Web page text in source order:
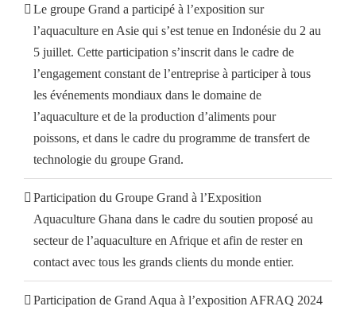
Le groupe Grand a participé à l’exposition sur
l’aquaculture en Asie qui s’est tenue en Indonésie du 2 au
5 juillet. Cette participation s’inscrit dans le cadre de
l’engagement constant de l’entreprise à participer à tous
les événements mondiaux dans le domaine de
l’aquaculture et de la production d’aliments pour
poissons, et dans le cadre du programme de transfert de
technologie du groupe Grand.
Participation du Groupe Grand à l’Exposition
Aquaculture Ghana dans le cadre du soutien proposé au
secteur de l’aquaculture en Afrique et afin de rester en
contact avec tous les grands clients du monde entier.
Participation de Grand Aqua à l’exposition AFRAQ 2024